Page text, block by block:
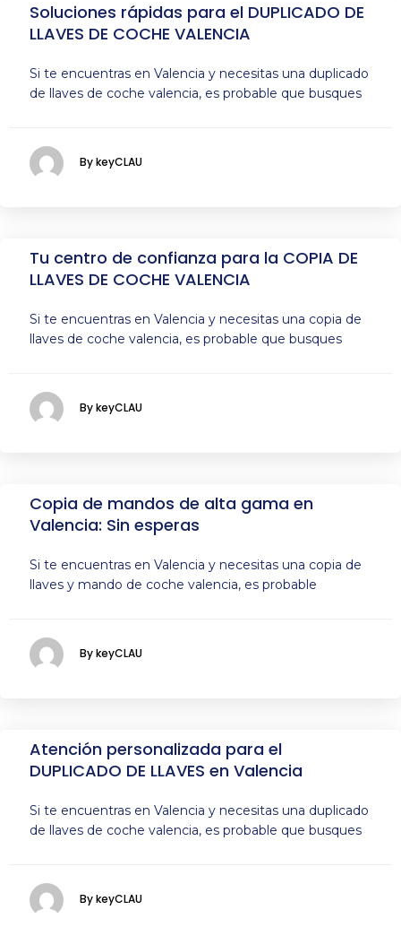
Soluciones rápidas para el DUPLICADO DE
LLAVES DE COCHE VALENCIA
Si te encuentras en Valencia y necesitas una duplicado
de llaves de coche valencia, es probable que busques
By keyCLAU
Tu centro de confianza para la COPIA DE
LLAVES DE COCHE VALENCIA
Si te encuentras en Valencia y necesitas una copia de
llaves de coche valencia, es probable que busques
By keyCLAU
Copia de mandos de alta gama en
Valencia: Sin esperas
Si te encuentras en Valencia y necesitas una copia de
llaves y mando de coche valencia, es probable
By keyCLAU
Atención personalizada para el
DUPLICADO DE LLAVES en Valencia
Si te encuentras en Valencia y necesitas una duplicado
de llaves de coche valencia, es probable que busques
By keyCLAU